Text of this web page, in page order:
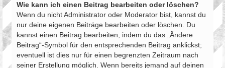
Wie kann ich einen Beitrag bearbeiten oder löschen?
Wenn du nicht Administrator oder Moderator bist, kannst du
nur deine eigenen Beiträge bearbeiten oder löschen. Du
kannst einen Beitrag bearbeiten, indem du das „Ändere
Beitrag“-Symbol für den entsprechenden Beitrag anklickst;
eventuell ist dies nur für einen begrenzten Zeitraum nach
seiner Erstellung möglich. Wenn bereits jemand auf deinen